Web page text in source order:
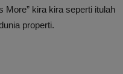
More” kira kira seperti itulah
properti.